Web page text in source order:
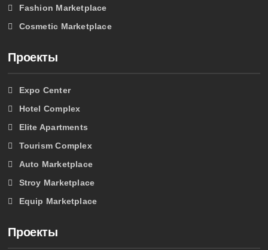
Fashion Marketplace
Cosmetic Marketplace
Проекты
Expo Center
Hotel Complex
Elite Apartments
Tourism Complex
Auto Marketplace
Stroy Marketplace
Equip Marketplace
Проекты